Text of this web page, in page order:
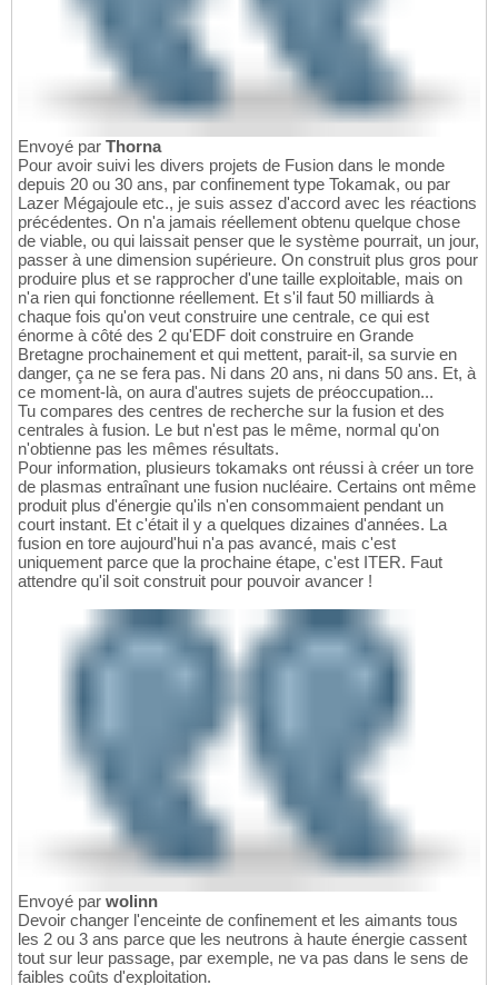
Envoyé par Thorna
Pour avoir suivi les divers projets de Fusion dans le monde
depuis 20 ou 30 ans, par confinement type Tokamak, ou par
Lazer Mégajoule etc., je suis assez d'accord avec les réactions
précédentes. On n'a jamais réellement obtenu quelque chose
de viable, ou qui laissait penser que le système pourrait, un jour,
passer à une dimension supérieure. On construit plus gros pour
produire plus et se rapprocher d'une taille exploitable, mais on
n'a rien qui fonctionne réellement. Et s'il faut 50 milliards à
chaque fois qu'on veut construire une centrale, ce qui est
énorme à côté des 2 qu'EDF doit construire en Grande
Bretagne prochainement et qui mettent, parait-il, sa survie en
danger, ça ne se fera pas. Ni dans 20 ans, ni dans 50 ans. Et, à
ce moment-là, on aura d'autres sujets de préoccupation...
Tu compares des centres de recherche sur la fusion et des
centrales à fusion. Le but n'est pas le même, normal qu'on
n'obtienne pas les mêmes résultats.
Pour information, plusieurs tokamaks ont réussi à créer un tore
de plasmas entraînant une fusion nucléaire. Certains ont même
produit plus d'énergie qu'ils n'en consommaient pendant un
court instant. Et c'était il y a quelques dizaines d'années. La
fusion en tore aujourd'hui n'a pas avancé, mais c'est
uniquement parce que la prochaine étape, c'est ITER. Faut
attendre qu'il soit construit pour pouvoir avancer !
Envoyé par wolinn
Devoir changer l'enceinte de confinement et les aimants tous
les 2 ou 3 ans parce que les neutrons à haute énergie cassent
tout sur leur passage, par exemple, ne va pas dans le sens de
faibles coûts d'exploitation.